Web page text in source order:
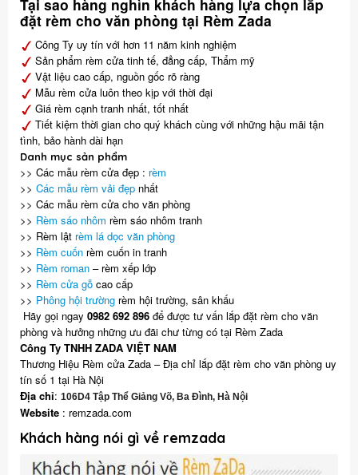
Tại sao hàng nghìn khách hàng lựa chọn lắp
đặt rèm cho văn phòng tại Rèm Zada
Công Ty uy tín với hơn 11 năm kinh nghiệm
Sản phẩm rèm cửa tinh tế, đẳng cấp, Thẩm mỹ
Vật liệu cao cấp, nguồn gốc rõ ràng
Mẫu rèm cửa luôn theo kịp với thời đại
Giá rèm cạnh tranh nhất, tốt nhất
Tiết kiệm thời gian cho quý khách cùng với những hậu mãi tận
tình, bảo hành dài hạn
Danh mục sản phẩm
>> Các mẫu rèm cửa đẹp : rèm
>> Các mẫu rèm vải đẹpnhất
>> Các mẫu rèm cửa cho văn phòng
>> Rèm sáo nhôm rèm sáo nhôm tranh
>> Rèm lật rèm lá dọc văn phòng
>> Rèm cuốnrèm cuốn in tranh
>> Rèm roman– rèm xếp lớp
>> Rèm cửa gỗcao cấp
>> Phông hội trườngrèm hội trường, sân khấu
Hãy gọi ngay 0982 692 896để được tư vấn lắp đặt rèm cho văn
phòng và hưởng những ưu đãi chư từng có tại Rèm Zada
Công Ty TNHH ZADA VIỆT NAM
Thương Hiệu Rèm cửa Zada – Địa chỉ lắp đặt rèm cho văn phòng uy
tín số 1 tại Hà Nội
Địa chỉ: 106D4 Tập Thể Giảng Võ, Ba Đình, Hà Nội
Website : remzada.com
Khách hàng nói gì về remzada